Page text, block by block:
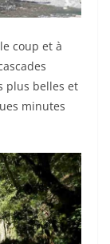
coup et à
plus belles et
minutes